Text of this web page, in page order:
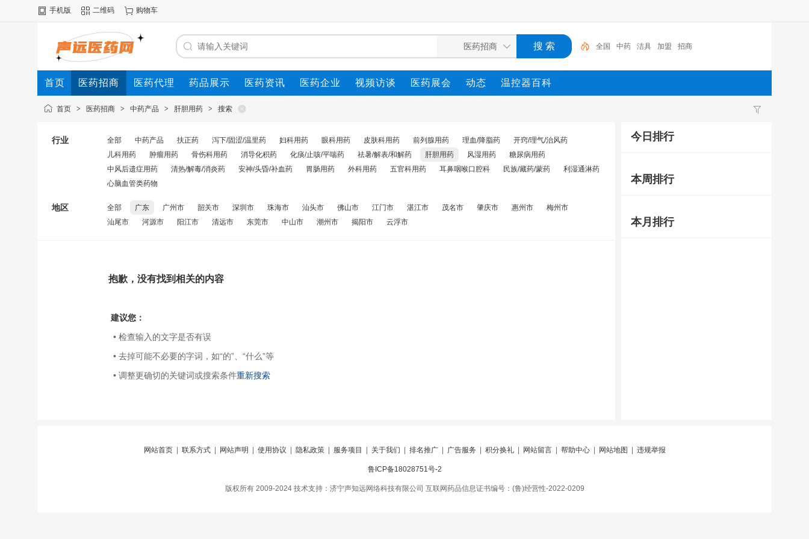
手机版 二维码 购物车
全国 中药 洁具 加盟 招商
首页 医药招商 医药代理 药品展示 医药资讯 医药企业 视频访谈 医药展会 动态 温控器百科
首页 > 医药招商 > 中药产品 > 肝胆用药 > 搜索
行业 全部 中药产品 扶正药 泻下/固涩/温里药 妇科用药 眼科用药 皮肤科用药 前列腺用药 理血/降脂药
开窍/理气/治风药
儿科用药
肿瘤用药 骨伤科用药 消导化积药 化痰/止咳/平喘药 祛暑/解表/和解药 肝胆用药 风湿用药
糖尿病用药
中风后遗症用药
清热/解毒/消炎药 安神/头昏/补血药 胃肠用药 外科用药 五官科用药 耳鼻咽喉口腔科 民族/藏药/蒙药
利湿通淋药
心脑血管类药物
地区 全部 广东 广州市 韶关市 深圳市 珠海市 汕头市 佛山市 江门市 湛江市 茂名市 肇庆市 惠州市
梅州市
汕尾市
河源市 阳江市 清远市 东莞市 中山市 潮州市 揭阳市 云浮市
抱歉，没有找到相关的内容
建议您：
• 检查输入的文字是否有误
• 去掉可能不必要的字词，如“的”、“什么”等
• 调整更确切的关键词或搜索条件重新搜索
今日排行
本周排行
本月排行
网站首页| 联系方式| 网站声明 使用协议 隐私政策| 服务项目 关于我们 排名推广| 广告服务 积分换礼| 网站留言| 帮助中心| 网站地图 违规举报
鲁ICP备18028751号-2
版权所有 2009-2024 技术支持：济宁声知远网络科技有限公司 互联网药品信息证书编号：(鲁)经营性-2022-0209